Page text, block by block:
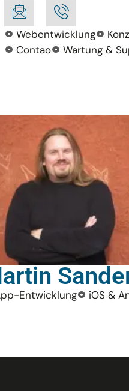
Webentwicklung
Contao
Wartung &
Entwicklung iOS &